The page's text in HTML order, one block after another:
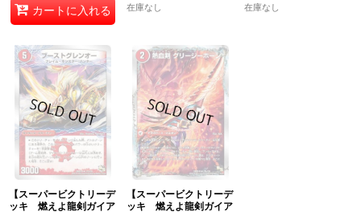
カートに入れる 在庫なし 在庫なし
【スーパービクトリーデ
ッキ 燃えよ龍剣ガイア
【スーパービクトリーデ
ッキ 燃えよ龍剣ガイア